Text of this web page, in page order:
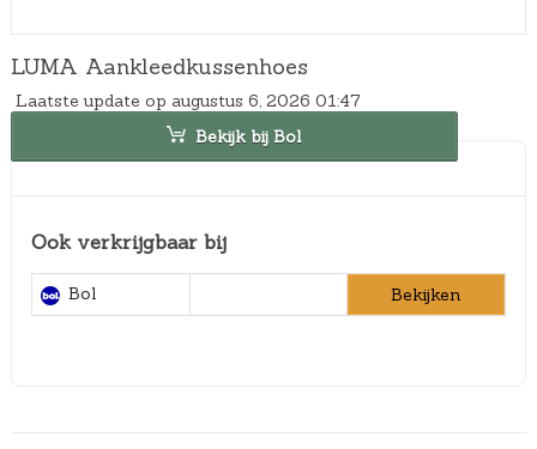
LUMA Aankleedkussenhoes
Laatste update op augustus 6, 2026 01:47
Bekijk bij Bol
Ook verkrijgbaar bij
Bol Bekijken